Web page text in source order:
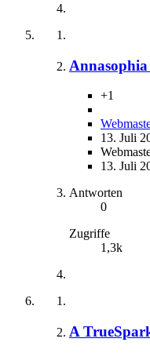
+1
13. Juli
13. Juli
Antworten
0
Zugriffe
1,3k
A